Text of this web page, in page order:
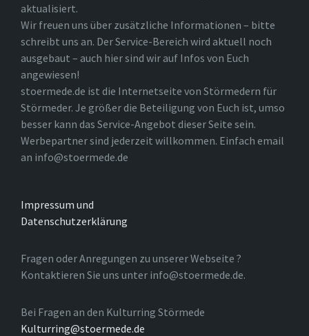
aktualisiert.
Wir freuen uns über zusätzliche Informationen – bitte
schreibt uns an. Der Service-Bereich wird aktuell noch
ausgebaut – auch hier sind wir auf Infos von Euch
angewiesen!
stoermede.de ist die Internetseite von Störmedern für
Störmeder. Je größer die Beteiligung von Euch ist, umso
besser kann das Service-Angebot dieser Seite sein.
Werbepartner sind jederzeit willkommen. Einfach email
an info@stoermede.de
Impressum und
Datenschutzerklärung
Fragen oder Anregungen zu unserer Webseite ?
Kontaktieren Sie uns unter info@stoermede.de.
Bei Fragen an den Kulturring Störmede
Kulturring@stoermede.de